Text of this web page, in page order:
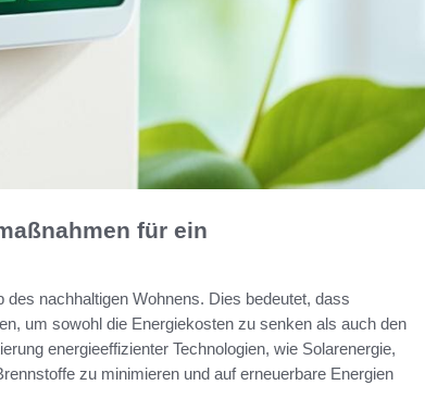
für ein
nachhaltigen Wohnens. Dies bedeutet, dass
um sowohl die Energiekosten zu senken als auch den
energieeffizienter Technologien, wie Solarenergie,
zu minimieren und auf erneuerbare Energien